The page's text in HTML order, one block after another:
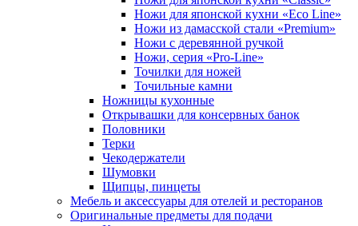
Ножи для японской кухни «Eco Line»
Ножи из дамасской стали «Premium»
Ножи с деревянной ручкой
Ножи, серия «Pro-Line»
Точилки для ножей
Точильные камни
Ножницы кухонные
Открывашки для консервных банок
Половники
Терки
Чекодержатели
Шумовки
Щипцы, пинцеты
Мебель и аксессуары для отелей и ресторанов
Оригинальные предметы для подачи